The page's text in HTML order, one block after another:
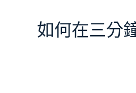
如何在三分